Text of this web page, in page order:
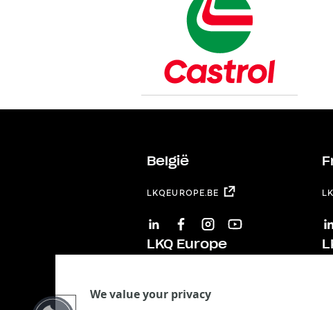
België
LKQEUROPE.BE
LINKEDINFACEBOOKINSTAGRAM
YOUTUBE
LKQ Europe
We value your privacy